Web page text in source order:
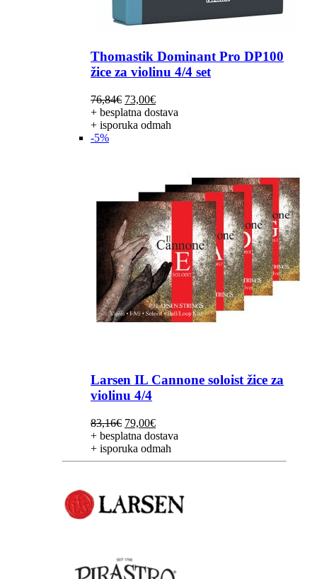
Thomastik Dominant Pro DP100
žice za violinu 4/4 set
76,84€ Izvorna
cijena
bila
73,00€Trenutna
cijena
je:
+ besplatna dostava
+ isporuka odmah
-5%
Larsen IL Cannone soloist žice za
violinu 4/4
83,16€ Izvorna
cijena
bila
je:
79,00€Trenutna
cijena
je:
79,00€.
+ besplatna dostava
+ isporuka odmah